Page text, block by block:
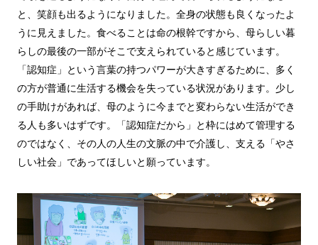
と、笑顔も出るようになりました。全身の状態も良くなったよ
うに見えました。食べることは命の根幹ですから、母らしい暮
らしの最後の一部がそこで支えられていると感じています。
「認知症」という言葉の持つパワーが大きすぎるために、多く
の方が普通に生活する機会を失っている状況があります。少し
の手助けがあれば、母のように今までと変わらない生活ができ
る人も多いはずです。「認知症だから」と枠にはめて管理する
のではなく、その人の人生の文脈の中で介護し、支える「やさ
しい社会」であってほしいと願っています。